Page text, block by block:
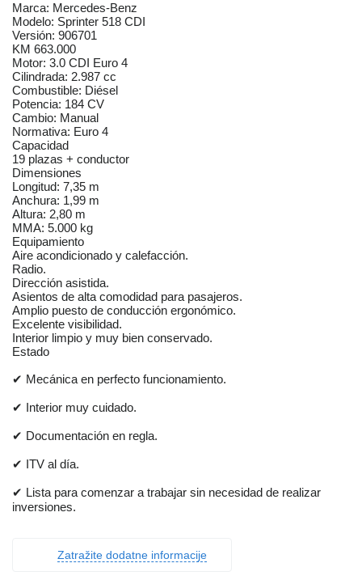
Marca: Mercedes-Benz
Modelo: Sprinter 518 CDI
Versión: 906701
KM 663.000
Motor: 3.0 CDI Euro 4
Cilindrada: 2.987 cc
Combustible: Diésel
Potencia: 184 CV
Cambio: Manual
Normativa: Euro 4
Capacidad
19 plazas + conductor
Dimensiones
Longitud: 7,35 m
Anchura: 1,99 m
Altura: 2,80 m
MMA: 5.000 kg
Equipamiento
Aire acondicionado y calefacción.
Radio.
Dirección asistida.
Asientos de alta comodidad para pasajeros.
Amplio puesto de conducción ergonómico.
Excelente visibilidad.
Interior limpio y muy bien conservado.
Estado
✔ Mecánica en perfecto funcionamiento.
✔ Interior muy cuidado.
✔ Documentación en regla.
✔ ITV al día.
✔ Lista para comenzar a trabajar sin necesidad de realizar
inversiones.
Zatražite dodatne informacije